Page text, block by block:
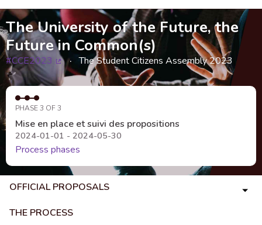
The University of the Future, the
Future in Common(s)
#CCE2023
(External link)
The Student Citizens Assembly 2023
PHASE 3 OF 3
Mise en place et suivi des propositions
2024-01-01 - 2024-05-30
Process phases
OFFICIAL PROPOSALS
THE PROCESS